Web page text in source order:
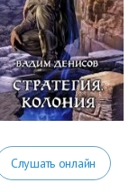
Слушать онлайн